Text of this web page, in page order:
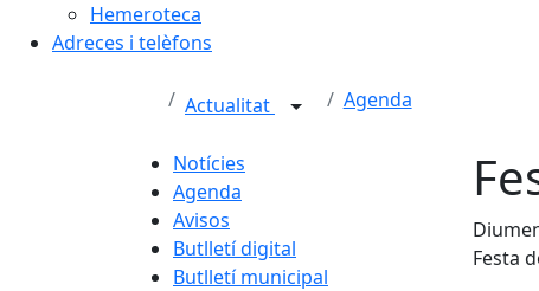
Hemeroteca
Adreces i telèfons
Actualitat Agenda
Notícies
Agenda
Avisos
Butlletí digital
Butlletí municipal
Festa